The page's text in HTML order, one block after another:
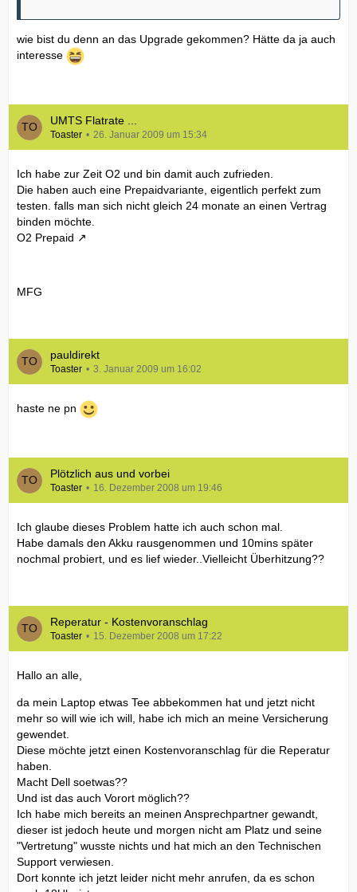
wie bist du denn an das Upgrade gekommen? Hätte da ja auch
interesse
UMTS Flatrate ...
Toaster 26. Januar 2009 um 15:34
Ich habe zur Zeit O2 und bin damit auch zufrieden.
Die haben auch eine Prepaidvariante, eigentlich perfekt zum
testen. falls man sich nicht gleich 24 monate an einen Vertrag
binden möchte.
O2 Prepaid
MFG
pauldirekt
Toaster 3. Januar 2009 um 16:02
haste ne pn
Plötzlich aus und vorbei
Toaster 16. Dezember 2008 um 19:46
Ich glaube dieses Problem hatte ich auch schon mal.
Habe damals den Akku rausgenommen und 10mins später
nochmal probiert, und es lief wieder..Vielleicht Überhitzung??
Reperatur - Kostenvoranschlag
Toaster 15. Dezember 2008 um 17:22
Hallo an alle,
da mein Laptop etwas Tee abbekommen hat und jetzt nicht
mehr so will wie ich will, habe ich mich an meine Versicherung
gewendet.
Diese möchte jetzt einen Kostenvoranschlag für die Reperatur
haben.
Macht Dell soetwas??
Und ist das auch Vorort möglich??
Ich habe mich bereits an meinen Ansprechpartner gewandt,
dieser ist jedoch heute und morgen nicht am Platz und seine
"Vertretung" wusste nichts und hat mich an den Technischen
Support verwiesen.
Dort konnte ich jetzt leider nicht mehr anrufen, da es schon